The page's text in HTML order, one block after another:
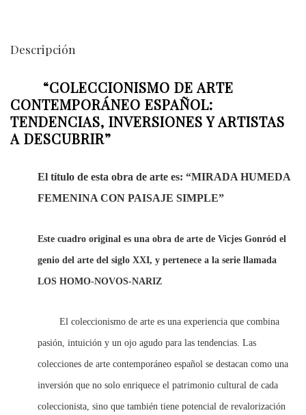
Descripción
“COLECCIONISMO DE ARTE
CONTEMPORÁNEO ESPAÑOL:
TENDENCIAS, INVERSIONES Y ARTISTAS
A DESCUBRIR”
El título de esta obra de arte es: “MIRADA HUMEDA
FEMENINA CON PAISAJE SIMPLE”
Este cuadro original es una obra de arte de Vicjes Gonród el
genio del arte del siglo XXI, y pertenece a la serie llamada
LOS HOMO-NOVOS-NARIZ
El coleccionismo de arte es una experiencia que combina
pasión, intuición y un ojo agudo para las tendencias. Las
colecciones de arte contemporáneo español se destacan como una
inversión que no solo enriquece el patrimonio cultural de cada
coleccionista, sino que también tiene potencial de revalorización